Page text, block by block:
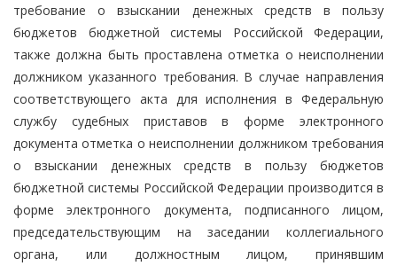
требование о взыскании денежных средств в пользу
бюджетов бюджетной системы Российской Федерации,
также должна быть проставлена отметка о неисполнении
должником указанного требования. В случае направления
соответствующего акта для исполнения в Федеральную
службу судебных приставов в форме электронного
документа отметка о неисполнении должником требования
о взыскании денежных средств в пользу бюджетов
бюджетной системы Российской Федерации производится в
форме электронного документа, подписанного лицом,
председательствующим на заседании коллегиального
органа, или должностным лицом, принявшим